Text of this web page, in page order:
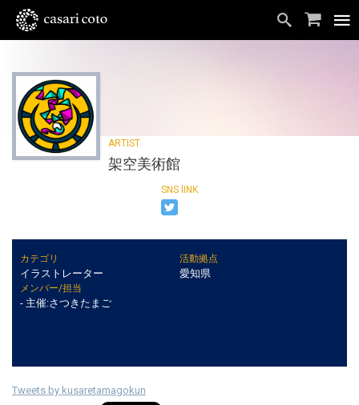
架空美術館
カテゴリ
イラストレーター
活動拠点
愛知県
メンバー/担当
- 主催:さつきたまご
Tweets by kusaretamagokun